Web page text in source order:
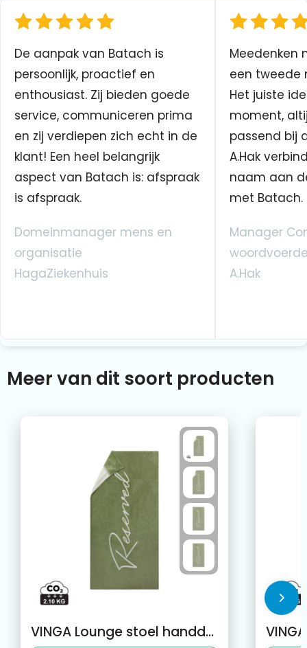
De aanpak van Batach is
persoonlijk, proactief en
enthousiast. Zij bieden goede
service, communiceren prima
en zij verdiepen zich echt in de
klant! Een heel belangrijk
aspect van Batach is: afspraak
is afspraak.
Domeinmanager mens en
organisatie
HagaZiekenhuis
Meedenken
een tweede
Het juiste
moment,
passend bij
A.Hak
naam aan
met Batach.
Manager
A.Hak
Meer van dit soort producten
VINGA Lounge stoel handdoek